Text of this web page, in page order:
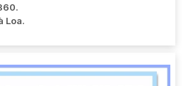
Loa.